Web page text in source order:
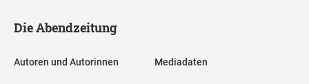
Die Abendzeitung
Autoren und Autorinnen Mediadaten